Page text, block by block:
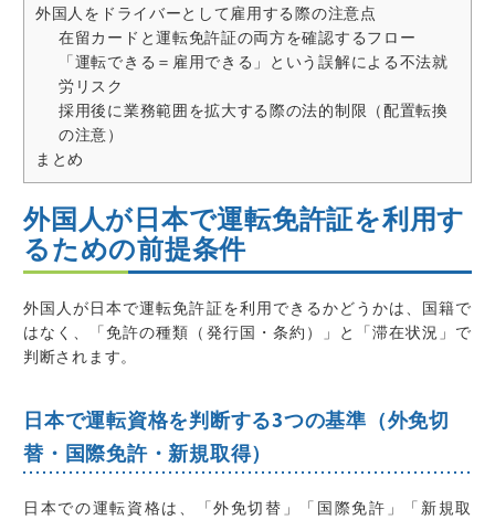
外国人をドライバーとして雇用する際の注意点
在留カードと運転免許証の両方を確認するフロー
「運転できる＝雇用できる」という誤解による不法就
労リスク
採用後に業務範囲を拡大する際の法的制限（配置転換
の注意）
まとめ
外国人が日本で運転免許証を利用す
るための前提条件
外国人が日本で運転免許証を利用できるかどうかは、国籍で
はなく、「免許の種類（発行国・条約）」と「滞在状況」で
判断されます。
日本で運転資格を判断する3つの基準（外免切
替・国際免許・新規取得）
日本での運転資格は、「外免切替」「国際免許」「新規取